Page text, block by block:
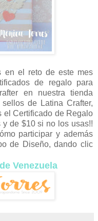
en el reto de este mes
de regalo para
en nuestra tienda
de Latina Crafter,
el Certificado de Regalo
de $10 si no los usas!!
participar y además
de Diseño, dando clic
Venezuela